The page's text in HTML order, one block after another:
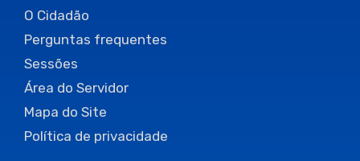
O Cidadão
Perguntas frequentes
Sessões
Área do Servidor
Mapa do Site
Política de privacidade